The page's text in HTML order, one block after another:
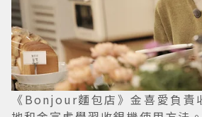
《Bonjour麵包店》金喜愛負責